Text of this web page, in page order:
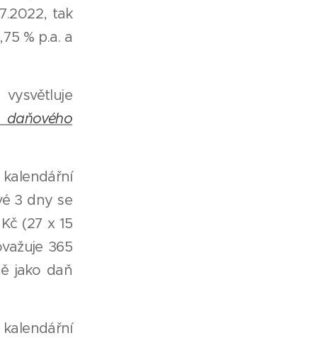
tak
% p.a. a
3 dny se
(27 x 15
365
jako daň